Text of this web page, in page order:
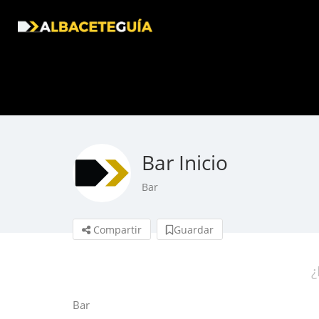
Bar Inicio
Bar
Compartir Guardar
Bar